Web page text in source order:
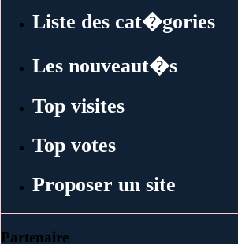
Liste des cat�gories
Les nouveaut�s
Top visites
Top votes
Proposer un site
Partenaire